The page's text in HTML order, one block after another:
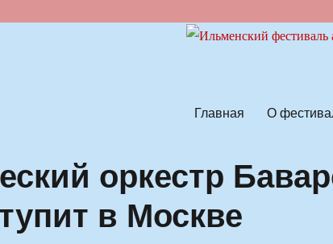
Главная О
оркестр
в Москве